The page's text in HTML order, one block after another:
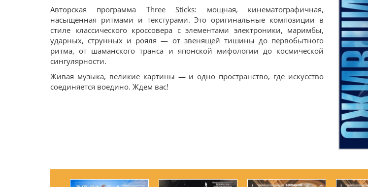
Авторская программа Three Sticks: мощная, кинематографичная,
насыщенная ритмами и текстурами. Это оригинальные композиции в
стиле классического кроссовера с элементами электроники, маримбы,
ударных, струнных и рояля — от звенящей тишины до первобытного
ритма, от шаманского транса и японской мифологии до космической
сингулярности.
Живая музыка, великие картины — и одно пространство, где искусство
соединяется воедино. Ждем вас!